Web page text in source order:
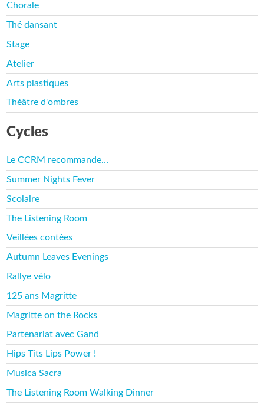
Chorale
Thé dansant
Stage
Atelier
Arts plastiques
Théâtre d'ombres
Cycles
Le CCRM recommande…
Summer Nights Fever
Scolaire
The Listening Room
Veillées contées
Autumn Leaves Evenings
Rallye vélo
125 ans Magritte
Magritte on the Rocks
Partenariat avec Gand
Hips Tits Lips Power !
Musica Sacra
The Listening Room Walking Dinner